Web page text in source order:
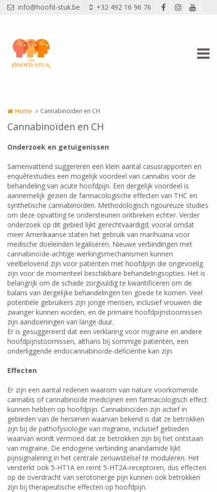
Overslaan en naar de inhoud gaan
info@hoofd-stuk.be +32 492 16 96 76
Home Cannabinoïden en CH
Cannabinoïden en CH
Onderzoek en getuigenissen
Samenvattend suggereren een klein aantal casusrapporten en
enquêtestudies een mogelijk voordeel van cannabis voor de
behandeling van acute hoofdpijn. Een dergelijk voordeel is
aannemelijk gezien de farmacologische effecten van THC en
synthetische cannabinoïden. Methodologisch rigoureuze studies
om deze opvatting te ondersteunen ontbreken echter. Verder
onderzoek op dit gebied lijkt gerechtvaardigd; vooral omdat
meer Amerikaanse staten het gebruik van marihuana voor
medische doeleinden legaliseren. Nieuwe verbindingen met
cannabinoïde-achtige werkingsmechanismen kunnen
veelbelovend zijn voor patiënten met hoofdpijn die ongevoelig
zijn voor de momenteel beschikbare behandelingsopties. Het is
belangrijk om de schade zorgvuldig te kwantificeren om de
balans van dergelijke behandelingen ten goede te komen. Veel
potentiële gebruikers zijn jonge mensen, inclusief vrouwen die
zwanger kunnen worden, en de primaire hoofdpijnstoornissen
zijn aandoeningen van lange duur.
Er is gesuggereerd dat een verklaring voor migraine en andere
hoofdpijnstoornissen, althans bij sommige patiënten, een
onderliggende endocannabinoïde-deficiëntie kan zijn.
Effecten
Er zijn een aantal redenen waarom van nature voorkomende
cannabis of cannabinoïde medicijnen een farmacologisch effect
kunnen hebben op hoofdpijn. Cannabinoïden zijn actief in
gebieden van de hersenen waarvan bekend is dat ze betrokken
zijn bij de pathofysiologie van migraine, inclusief gebieden
waarvan wordt vermoed dat ze betrokken zijn bij het ontstaan ​​
van migraine. De endogene verbinding anandamide lijkt
pijnsignalering in het centrale zenuwstelsel te moduleren. Het
versterkt ook 5-HT1A en remt 5-HT2A-receptoren, dus effecten
op de overdracht van serotonerge pijn kunnen ook betrokken
zijn bij therapeutische effecten op hoofdpijn.